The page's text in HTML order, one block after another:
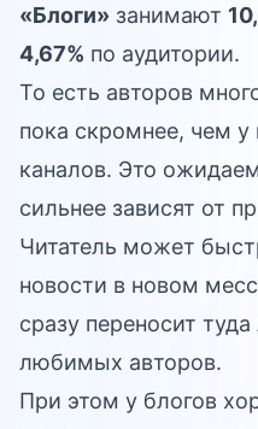
«Блоги» занимают
4,67% по аудитории.
То есть авторов
пока скромнее, чем
каналов. Это
сильнее зависят от
Читатель может
новости в новом
сразу переносит
любимых авторов.
При этом у блогов